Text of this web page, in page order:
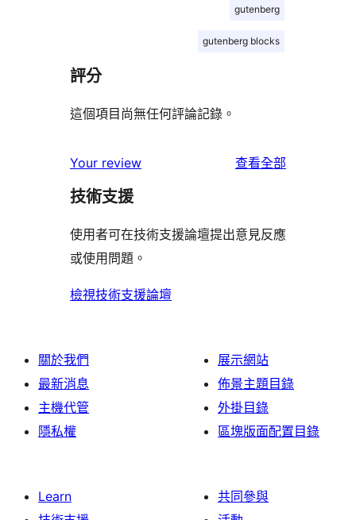
gutenberg
gutenberg blocks
評分
這個項目尚無任何評論記錄。
Your review 查看全部
評
技術支援
使用者可在技術支援論壇提出意見反應
或使用問題。
檢視技術支援論壇
關於我們
最新消息
主機代管
隱私權
展示網站
佈景主題目錄
外掛目錄
區塊版面配置目錄
Learn
共同參與